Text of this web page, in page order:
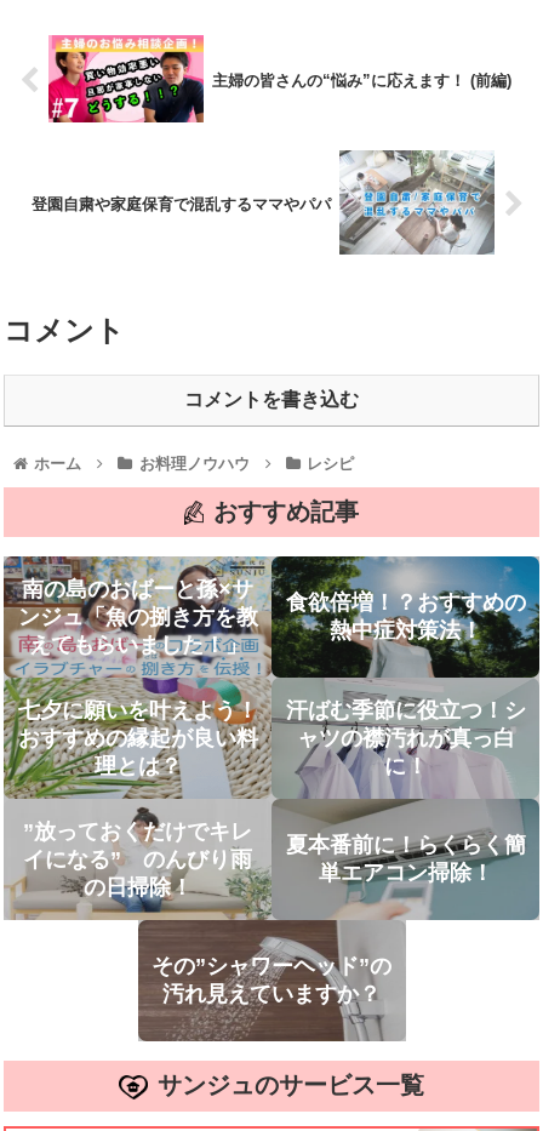
主婦の皆さんの“悩み”に応えます！ (前編)
登園自粛や家庭保育で混乱するママやパパ
コメント
コメントを書き込む
ホーム お料理ノウハウ レシピ
おすすめ記事
南の島のおばーと孫×サ
ンジュ「魚の捌き方を教
えてもらいました！」
食欲倍増！？おすすめの
熱中症対策法！
七夕に願いを叶えよう！
おすすめの縁起が良い料
理とは？
汗ばむ季節に役立つ！シ
ャツの襟汚れが真っ白
に！
”放っておくだけでキレ
イになる” のんびり雨
の日掃除！
夏本番前に！らくらく簡
単エアコン掃除！
その”シャワーヘッド”の
汚れ見えていますか？
サンジュのサービス一覧